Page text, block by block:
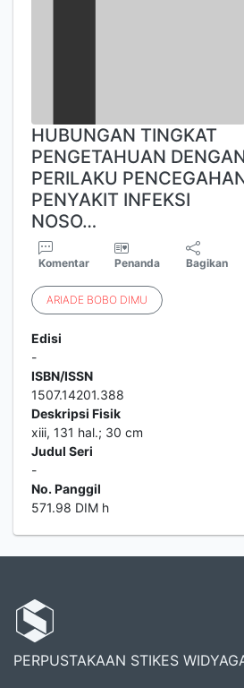
HUBUNGAN TINGKAT
PENGETAHUAN
PERILAKU
PENYAKIT INFEKSI
NOSO…
Komentar Penanda Bagikan
ARIADE BOBO DIMU
Edisi
-
ISBN/ISSN
1507.14201.388
Deskripsi Fisik
xiii, 131 hal.; 30 cm
Judul Seri
-
No. Panggil
571.98 DIM h
PERPUSTAKAAN STIKES